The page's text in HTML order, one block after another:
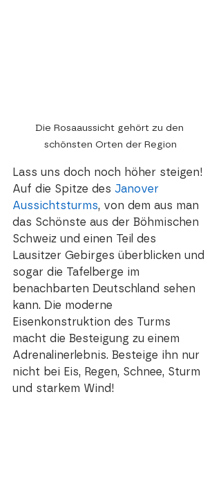
Die Rosaaussicht gehört zu den
schönsten Orten der Region
Lass uns doch noch höher steigen!
Auf die Spitze des Janover
Aussichtsturms, von dem aus man
das Schönste aus der Böhmischen
Schweiz und einen Teil des
Lausitzer Gebirges überblicken und
sogar die Tafelberge im
benachbarten Deutschland sehen
kann. Die moderne
Eisenkonstruktion des Turms
macht die Besteigung zu einem
Adrenalinerlebnis. Besteige ihn nur
nicht bei Eis, Regen, Schnee, Sturm
und starkem Wind!